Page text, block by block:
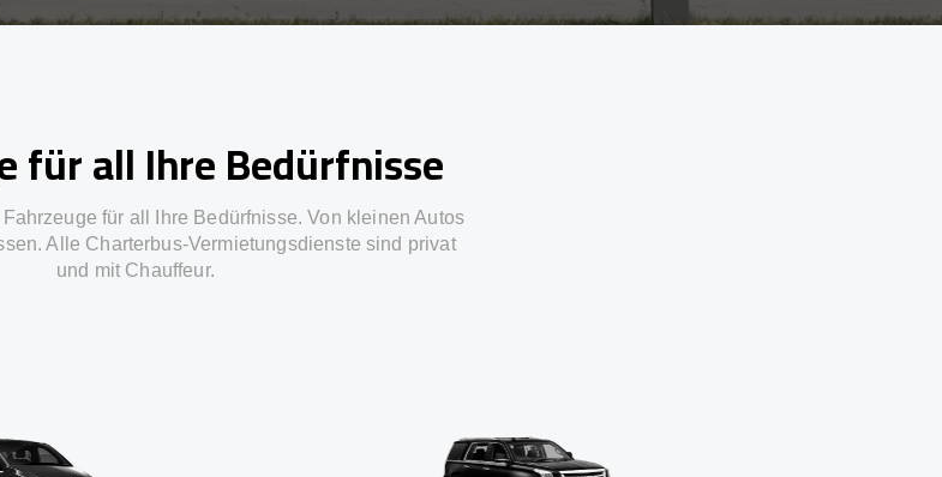
für all Ihre Bedürfnisse
für all Ihre Bedürfnisse. Von kleinen Autos
Alle Charterbus-Vermietungsdienste sind privat
und mit Chauffeur.